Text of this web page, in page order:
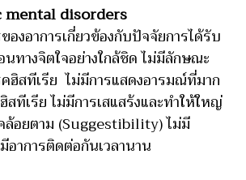
mental disorders
งอาการเกี่ยวข้องกับปัจจัยการได้รับ
ทางจิตใจอย่างใกล้ชิด ไม่มีลักษณะ
ฮิสทีเรีย ไม่มีการแสดงอารมณ์ที่มาก
ทีเรีย ไม่มีการเสแสร้งและทำให้ใหญ่
ล้อยตาม (Suggestibility) ไม่มี
อาการติดต่อกันเวลานาน